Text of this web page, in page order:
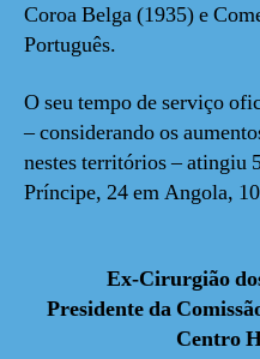
Coroa Belga (1935) e
Português.
O seu tempo de serviço
– considerando os
nestes territórios – atingiu
Príncipe, 24 em Angola,
Ex-Cirurgião
Presidente da
Centro